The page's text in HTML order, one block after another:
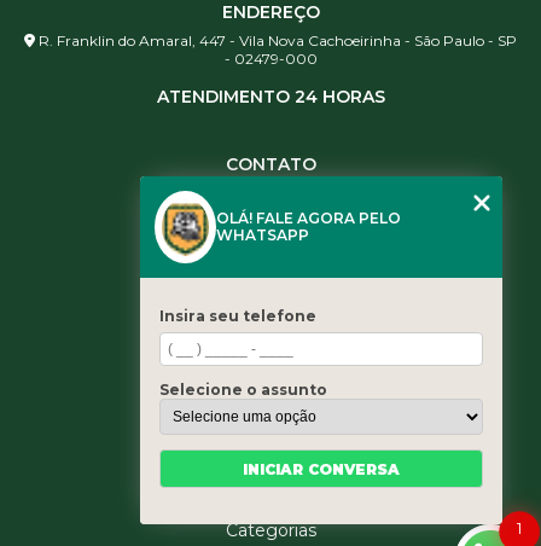
ENDEREÇO
R. Franklin do Amaral, 447 - Vila Nova Cachoeirinha - São Paulo - SP
- 02479-000
ATENDIMENTO 24 HORAS
CONTATO
(11) 3461-5871
contato@leaoservicos.com.br
Quem somos
Serviços
Blog
Categorias
1
OLÁ! FALE AGORA PELO
WHATSAPP
Insira seu telefone
Selecione o assunto
INICIAR CONVERSA